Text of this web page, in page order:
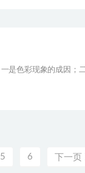
是色彩现象的成因；
5 6 下一页